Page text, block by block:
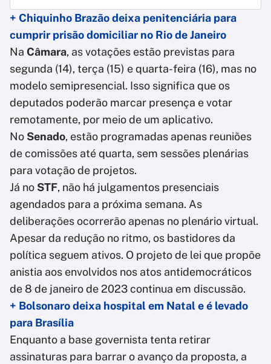
+ Chiquinho Brazão deixa penitenciária para
cumprir prisão domiciliar no Rio de Janeiro
Na Câmara, as votações estão previstas para
segunda (14), terça (15) e quarta-feira (16), mas no
modelo semipresencial. Isso significa que os
deputados poderão marcar presença e votar
remotamente, por meio de um aplicativo.
No Senado, estão programadas apenas reuniões
de comissões até quarta, sem sessões plenárias
para votação de projetos.
Já no STF, não há julgamentos presenciais
agendados para a próxima semana. As
deliberações ocorrerão apenas no plenário virtual.
Apesar da redução no ritmo, os bastidores da
política seguem ativos. O projeto de lei que propõe
anistia aos envolvidos nos atos antidemocráticos
de 8 de janeiro de 2023 continua em discussão.
+ Bolsonaro deixa hospital em Natal e é levado
para Brasília
Enquanto a base governista tenta retirar
assinaturas para barrar o avanço da proposta, a